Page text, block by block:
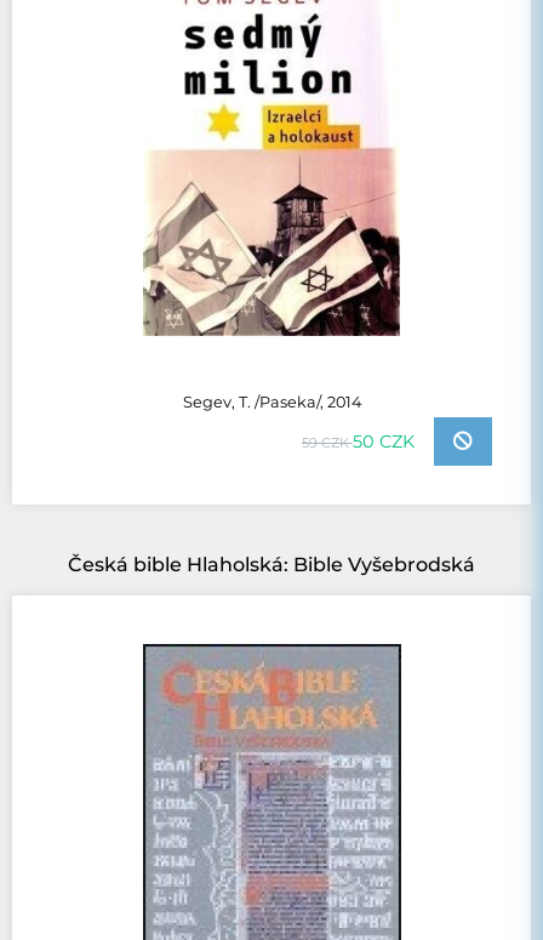
Segev, T. /Paseka/, 2014
59 CZK50 CZK
Česká bible Hlaholská: Bible Vyšebrodská